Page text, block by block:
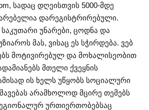
სადაც დღეისთვის 5000-მდე
დარეგისტრირებული.
უნარები, ცოდნა და
მას, ვისაც ეს სჭირდება. ვებ
მოტივირებულ და მოხალისეობით
მთელი ქვეყნის
ის ხელს უწყობს სოციალური
არამხოლოდ მცირე თემებს
ურთიერთობებსაც